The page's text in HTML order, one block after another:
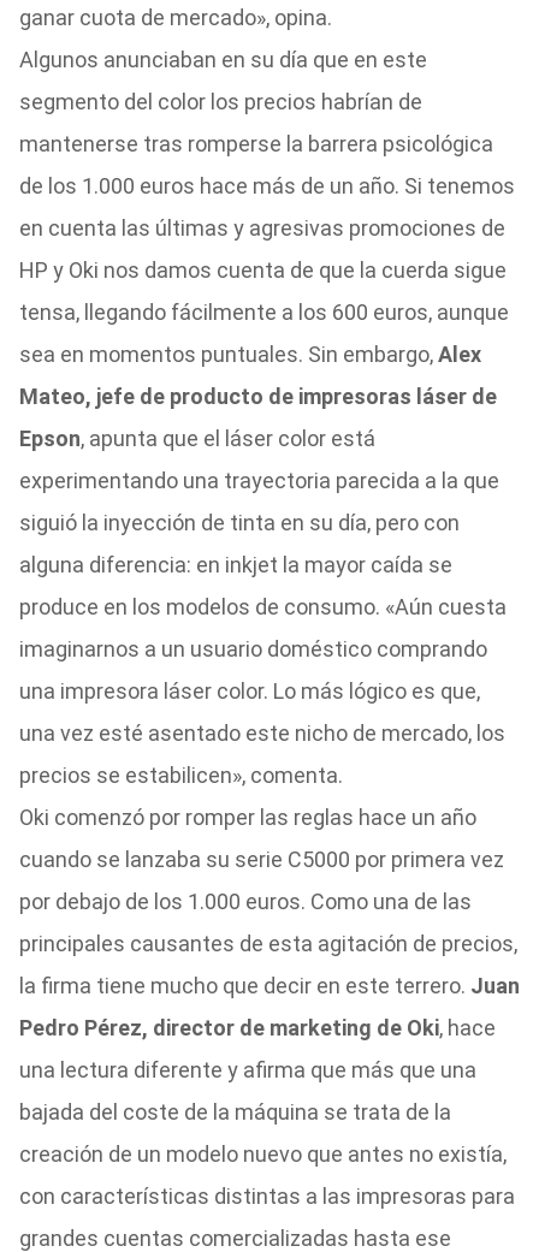
ganar cuota de mercado», opina.
Algunos anunciaban en su día que en este
segmento del color los precios habrían de
mantenerse tras romperse la barrera psicológica
de los 1.000 euros hace más de un año. Si tenemos
en cuenta las últimas y agresivas promociones de
HP y Oki nos damos cuenta de que la cuerda sigue
tensa, llegando fácilmente a los 600 euros, aunque
sea en momentos puntuales. Sin embargo,Alex
Mateo, jefe de producto de impresoras láser de
Epson, apunta que el láser color está
experimentando una trayectoria parecida a la que
siguió la inyección de tinta en su día, pero con
alguna diferencia: en inkjet la mayor caída se
produce en los modelos de consumo. «Aún cuesta
imaginarnos a un usuario doméstico comprando
una impresora láser color. Lo más lógico es que,
una vez esté asentado este nicho de mercado, los
precios se estabilicen», comenta.
Oki comenzó por romper las reglas hace un año
cuando se lanzaba su serie C5000 por primera vez
por debajo de los 1.000 euros. Como una de las
principales causantes de esta agitación de precios,
la firma tiene mucho que decir en este terrero. Juan
Pedro Pérez, director de marketing de Oki, hace
una lectura diferente y afirma que más que una
bajada del coste de la máquina se trata de la
creación de un modelo nuevo que antes no existía,
con características distintas a las impresoras para
grandes cuentas comercializadas hasta ese